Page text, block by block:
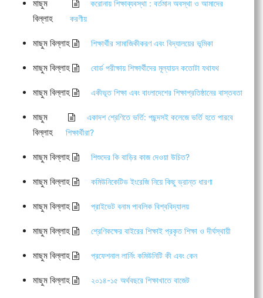
মাছুম
বিল্লাহ
করোনায় শিক্ষাব্যবস্থা : বর্তমান অবস্থা ও আমাদের
করণীয়
মাছুম বিল্লাহ শিক্ষার্থীর সামাজিকীকরণ এবং বিদ্যালয়ের ভূমিকা
মাছুম বিল্লাহ বোর্ড পরীক্ষায় শিক্ষার্থীদের মূল্যায়ন কতোটা যথাযথ
মাছুম বিল্লাহ একীভূত শিক্ষা এবং বাংলাদেশের শিক্ষাপ্রতিষ্ঠানের বাস্তবতা
মাছুম
বিল্লাহ
একাদশ শ্রেণিতে ভর্তি: পছন্দসই কলেজে ভর্তি হতে পারবে
শিক্ষার্থীরা?
মাছুম বিল্লাহ শিশুদের কি বাড়ির কাজ দেওয়া উচিত?
মাছুম বিল্লাহ কমিউনিকেটিভ ইংরেজি নিয়ে কিছু ভ্রান্ত ধারণা
মাছুম বিল্লাহ প্রাইভেট বনাম পাবলিক বিশ্ববিদ্যালয়
মাছুম বিল্লাহ শ্রেণিকক্ষের বাইরের শিক্ষাই প্রকৃত শিক্ষা ও দীর্ঘস্থায়ী
মাছুম বিল্লাহ প্রফেশনাল লার্নিং কমিউনিটি কী এবং কেন
মাছুম বিল্লাহ ২০১৪-১৫ অর্থবছরে শিক্ষাখাতে বাজেট